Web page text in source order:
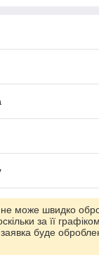
не може швидко
за її
буде